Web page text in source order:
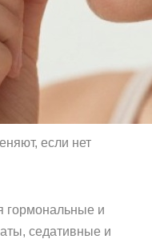
если нет
гормональные и
седативные и